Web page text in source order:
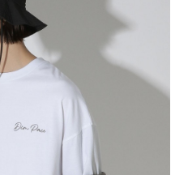
超商條碼／台灣大直營門市／銀行轉
路繳費。
司」（以下簡稱本公司）所提供，讓
或服務，並由商店將買賣／分期付款
本公司帳單繳交帳款。
之契約關係目的，商店將以您的個人
台灣大哥大進項蒐集、處理及利用，
料之確認、核對及更正。
：
https://oppay.tw/userRule
」後，將跳轉至「AFTEE先享後付」
，即可完成結帳。
知簡訊。
此簡訊中的連結，可透過四大超商／
，方視為交易完成。
繳費，但若您需要取消訂單，請聯絡
訂單仍視為有效，需透過AFTEE先享
」之結帳頁面顯示為準，若有關於
相關疑問，請聯繫「AFTEE先享後付
support/home
免運費
免運費
運費
運費